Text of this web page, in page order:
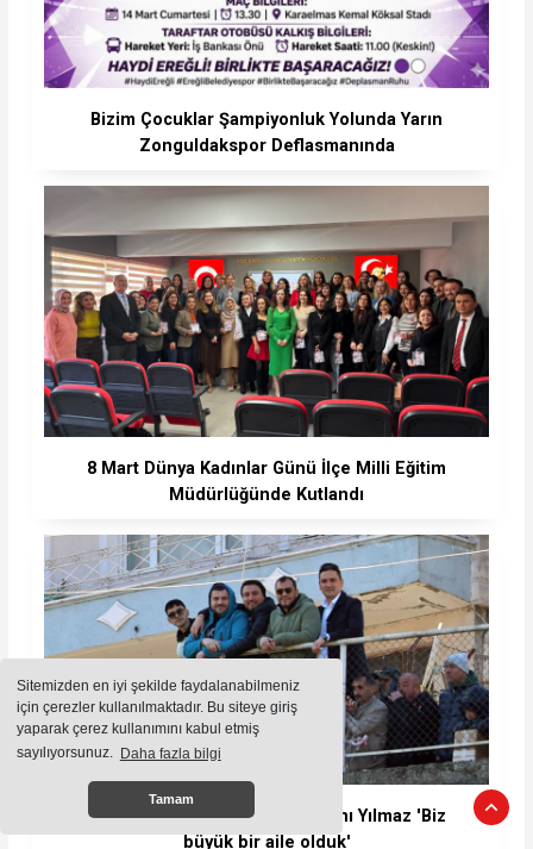
Sitemizden en iyi şekilde faydalanabilmeniz
için çerezler kullanılmaktadır. Bu siteye giriş
yaparak çerez kullanımını kabul etmiş
sayılıyorsunuz. Daha fazla bilgi
Tamam
Bizim Çocuklar Şampiyonluk Yolunda Yarın
Zonguldakspor Deflasmanında
8 Mart Dünya Kadınlar Günü İlçe Milli Eğitim
Müdürlüğünde Kutlandı
Kdz.Ereğli Belediyespor Başkanı Yılmaz 'Biz
büyük bir aile olduk'